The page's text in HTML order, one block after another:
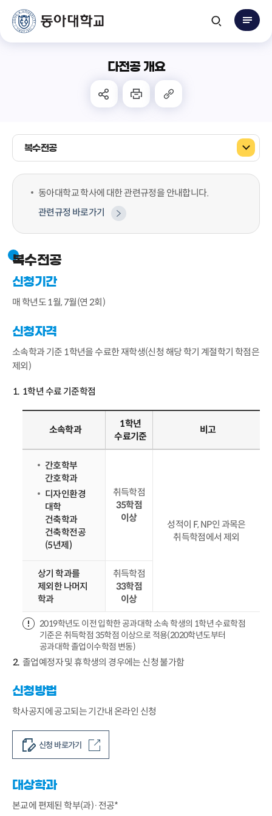
다전공 개요
복수전공
동아대학교 학사에 대한 관련규정을 안내합니다.
관련규정 바로가기
복수전공
신청기간
매 학년도 1월, 7월(연 2회)
신청자격
소속학과 기준 1학년을 수료한 재학생(신청 해당 학기 계절학기 학점은
제외)
1학년 수료 기준학점
소속학과
1학년
수료기준
비고
간호학부
간호학과
디자인환경
대학
건축학과
건축학전공
(5년제)
취득학점
35학점
이상
성적이 F, NP인 과목은
취득학점에서 제외
상기 학과를
제외한 나머지
학과
취득학점
33학점
이상
2019학년도 이전 입학한 공과대학 소속 학생의 1학년 수료학점
기준은 취득학점 35학점 이상으로 적용(2020학년도부터
공과대학 졸업이수학점 변동)
졸업예정자 및 휴학생의 경우에는 신청 불가함
신청방법
학사공지에 공고되는 기간내 온라인 신청
신청 바로가기
대상학과
본교에 편제된 학부(과)·전공*